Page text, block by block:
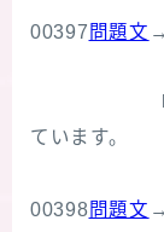
00397 問題文
「ルフィ
ています。
00398問題文